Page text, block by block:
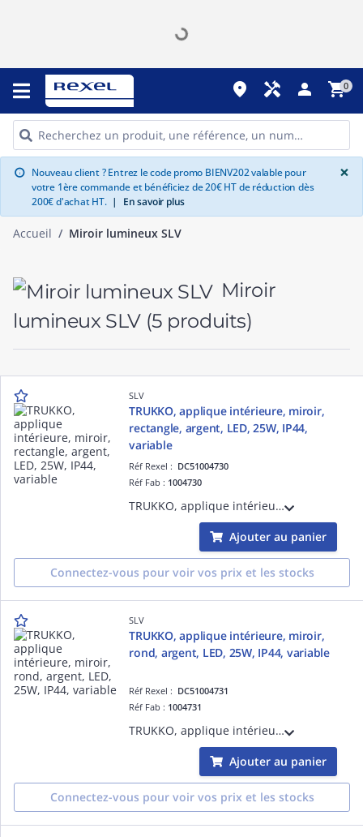
place handyman person shopping_cart0
info Nouveau client ? Entrez le code promo BIENV202 valable pour
votre 1ère commande et bénéficiez de 20€ HT de réduction dès
200€ d'achat HT. | En savoir plus
×
Accueil Miroir lumineux SLV
Miroir
lumineux SLV (5 produits)
SLV
TRUKKO, applique intérieure, miroir,
rectangle, argent, LED, 25W, IP44,
variable
Réf Rexel : DC51004730
Réf Fab : 1004730
TRUKKO, applique intérieure, miroir, rectangulaire, argent, LED, 25W, 3000/4000/6500K, IP44, variable
Ajouter au panier
Connectez-vous pour voir vos prix et les stocks
SLV
TRUKKO, applique intérieure, miroir,
rond, argent, LED, 25W, IP44, variable
Réf Rexel : DC51004731
Réf Fab : 1004731
TRUKKO, applique intérieure, miroir, rond, argent, LED, 25W, 3000/4000/6500K, IP44, variable
Ajouter au panier
Connectez-vous pour voir vos prix et les stocks